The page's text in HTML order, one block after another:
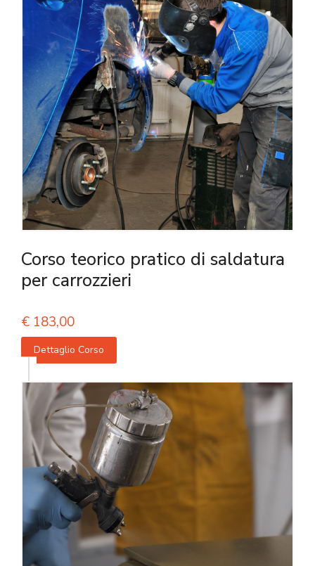
Corso teorico pratico di saldatura
per carrozzieri
€ 183,00
Dettaglio Corso